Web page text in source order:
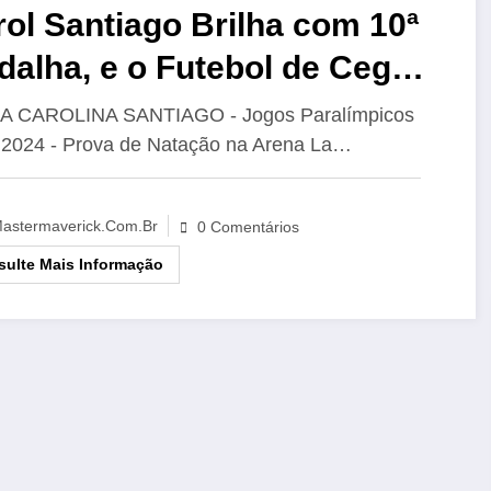
Santiago Brilha com 10ª
e o Futebol de Cegos
Desafios nos Jogos
2024
CAROLINA SANTIAGO - Jogos Paralímpicos
- Prova de Natação na Arena La…
0 Comentários
Mais Informação